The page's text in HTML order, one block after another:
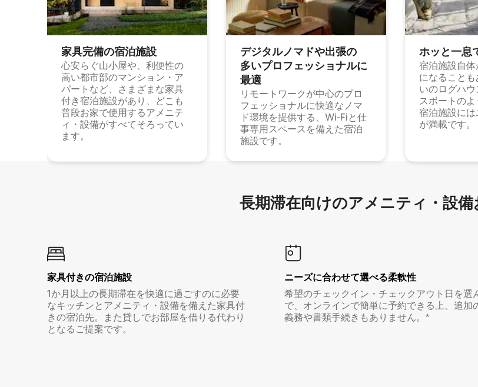
家具完備の宿⁠泊⁠施⁠設
心安らぐ山小屋や、利便性の
高い都市部のマンション・ア
パートなど、さまざまな家具
付き宿泊施設があり、どこも
普段お家で使用するアメニテ
ィ・設備がすべてそろってい
ます。
デジタルノマドや出⁠張⁠の
多⁠いプ⁠ロ⁠フ⁠ェ⁠ッ⁠シ⁠ョ⁠ナ⁠ル⁠に
最⁠適
リモートワークが中心のプロ
フェッショナルに快適なノマ
ド環境を提供する、Wi-Fiと仕
事専用スペースを備えた宿泊
施設です。
ホッと一⁠息⁠
宿泊施設自
になること
いのログハ
スボートの
宿泊施設に
が満載です。
長期滞在向け⁠のア⁠メ⁠ニ⁠テ⁠ィ⁠・設⁠
家具付き⁠の宿⁠泊⁠施⁠設
1か月以上の長期滞在を快適に過ごすのに必要
なキッチンとアメニティ・設備を備えた家具付
きの宿泊先。また貸しでお部屋を借りる代わり
となるご提案です。
ニーズに合わせて選べる柔軟性
希望のチェックイン・チェックアウト日を選
で、オンラインで簡単に予約できる上、追加
義務や書類手続きもありません。*